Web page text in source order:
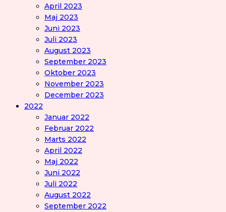
April 2023
Maj 2023
Juni 2023
Juli 2023
August 2023
September 2023
Oktober 2023
November 2023
December 2023
2022
Januar 2022
Februar 2022
Marts 2022
April 2022
Maj 2022
Juni 2022
Juli 2022
August 2022
September 2022